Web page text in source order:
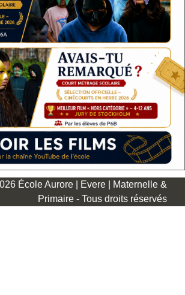
École Aurore | Evere | Maternelle &
Primaire - Tous droits réservés